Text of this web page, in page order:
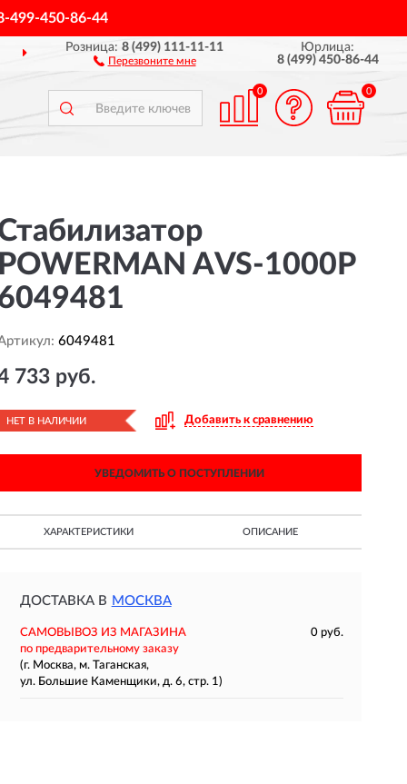
499-450-86-44
ДОСТАВИМ ПО ВСЕЙ РОССИИ
Розница:8 (499) 111-11-11
Перезвоните мне
Юрлица:
8 (499) 450-86-44
0 0
AVS-1000P
6049481
733 руб.
НЕТ В НАЛИЧИИ Добавить к сравнению
УВЕДОМИТЬ О ПОСТУПЛЕНИИ
ХАРАКТЕРИСТИКИ ОПИСАНИЕ
ДОСТАВКА В МОСКВА
САМОВЫВОЗ ИЗ МАГАЗИНА
0 руб.
по предварительному заказу
(г. Москва, м. Таганская,
ул. Большие Каменщики, д. 6, стр. 1)